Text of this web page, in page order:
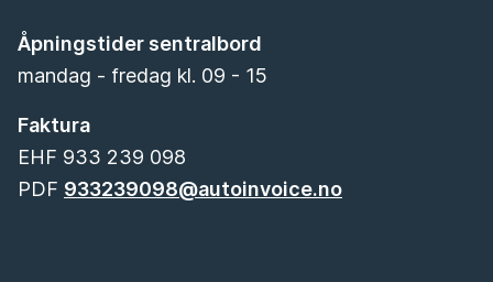
Åpningstider sentralbord
mandag - fredag kl. 09 - 15
Faktura
EHF 933 239 098
PDF 933239098@autoinvoice.no